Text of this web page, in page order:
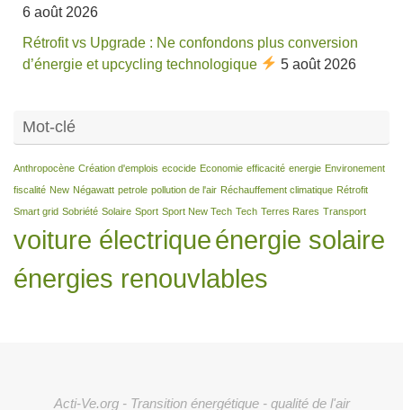
6 août 2026
Rétrofit vs Upgrade : Ne confondons plus conversion
d’énergie et upcycling technologique
5 août 2026
Mot-clé
Anthropocène Création d'emplois ecocide Economie efficacité energie Environement
fiscalité New Négawatt petrole pollution de l'air Réchauffement climatique Rétrofit
Smart grid Sobriété Solaire Sport Sport New Tech Tech Terres Rares Transport
voiture électriqueénergie solaire
énergies renouvlables
Acti-Ve.org - Transition énergétique - qualité de l'air